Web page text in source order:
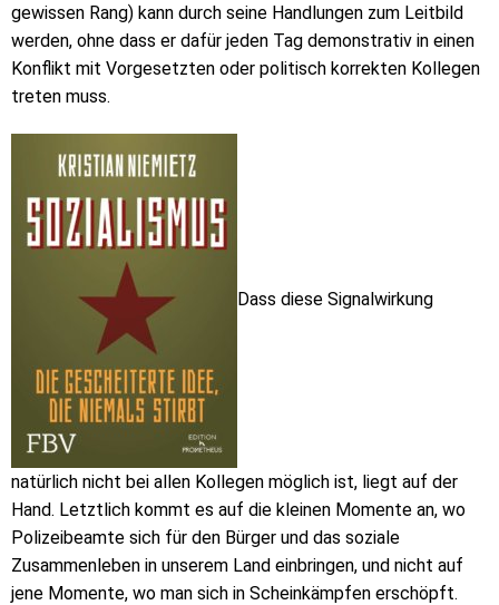
gewissen Rang) kann durch seine Handlungen zum Leitbild
werden, ohne dass er dafür jeden Tag demonstrativ in einen
Konflikt mit Vorgesetzten oder politisch korrekten Kollegen
treten muss.
Dass diese Signalwirkung
natürlich nicht bei allen Kollegen möglich ist, liegt auf der
Hand. Letztlich kommt es auf die kleinen Momente an, wo
Polizeibeamte sich für den Bürger und das soziale
Zusammenleben in unserem Land einbringen, und nicht auf
jene Momente, wo man sich in Scheinkämpfen erschöpft.